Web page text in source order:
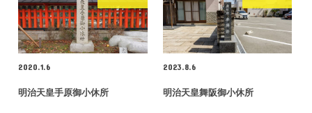
2020.1.6
明治天皇手原御小休所
2023.8.6
明治天皇舞阪御小休所